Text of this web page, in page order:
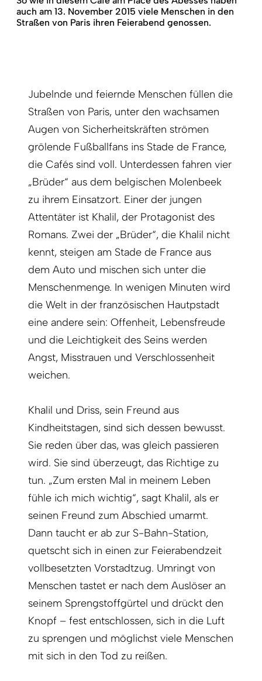
auch am 13. November 2015 viele Menschen in den
Straßen von Paris ihren Feierabend genossen.
Jubelnde und feiernde Menschen füllen die
Straßen von Paris, unter den wachsamen
Augen von Sicherheitskräften strömen
grölende Fußballfans ins Stade de France,
die Cafés sind voll. Unterdessen fahren vier
„Brüder“ aus dem belgischen Molenbeek
zu ihrem Einsatzort. Einer der jungen
Attentäter ist Khalil, der Protagonist des
Romans. Zwei der „Brüder“, die Khalil nicht
kennt, steigen am Stade de France aus
dem Auto und mischen sich unter die
Menschenmenge. In wenigen Minuten wird
die Welt in der französischen Hautpstadt
eine andere sein: Offenheit, Lebensfreude
und die Leichtigkeit des Seins werden
Angst, Misstrauen und Verschlossenheit
weichen.
Khalil und Driss, sein Freund aus
Kindheitstagen, sind sich dessen bewusst.
Sie reden über das, was gleich passieren
wird. Sie sind überzeugt, das Richtige zu
tun. „Zum ersten Mal in meinem Leben
fühle ich mich wichtig“, sagt Khalil, als er
seinen Freund zum Abschied umarmt.
Dann taucht er ab zur S-Bahn-Station,
quetscht sich in einen zur Feierabendzeit
vollbesetzten Vorstadtzug. Umringt von
Menschen tastet er nach dem Auslöser an
seinem Sprengstoffgürtel und drückt den
Knopf – fest entschlossen, sich in die Luft
zu sprengen und möglichst viele Menschen
mit sich in den Tod zu reißen.